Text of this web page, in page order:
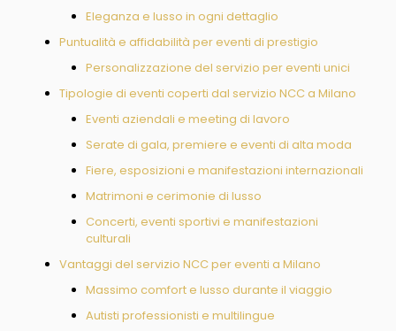
Eleganza e lusso in ogni dettaglio
Puntualità e affidabilità per eventi di prestigio
Personalizzazione del servizio per eventi unici
Tipologie di eventi coperti dal servizio NCC a Milano
Eventi aziendali e meeting di lavoro
Serate di gala, premiere e eventi di alta moda
Fiere, esposizioni e manifestazioni internazionali
Matrimoni e cerimonie di lusso
Concerti, eventi sportivi e manifestazioni
culturali
Vantaggi del servizio NCC per eventi a Milano
Massimo comfort e lusso durante il viaggio
Autisti professionisti e multilingue